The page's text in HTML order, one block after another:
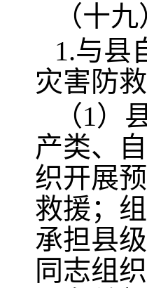
（十
1.与县
灾害防
（1
产类、
织开展
救援；
承担县
同志组